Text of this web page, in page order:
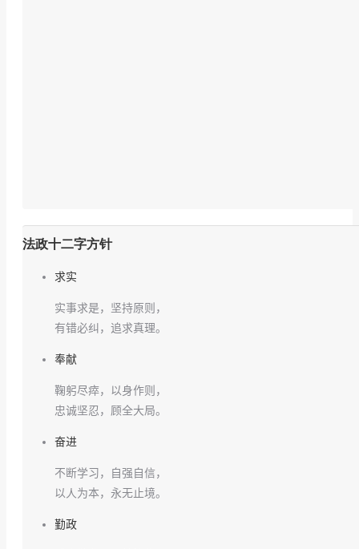
法政十二字方针
求实
实事求是，坚持原则，
有错必纠，追求真理。
奉献
鞠躬尽瘁，以身作则，
忠诚坚忍，顾全大局。
奋进
不断学习，自强自信，
以人为本，永无止境。
勤政